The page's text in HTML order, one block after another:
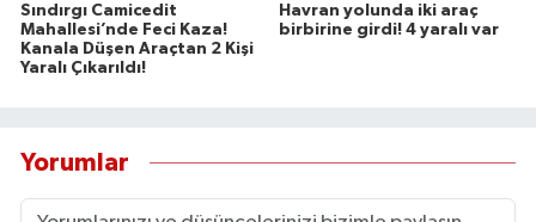
Sındırgı Camicedit
Mahallesi’nde Feci Kaza!
Kanala Düşen Araçtan 2 Kişi
Yaralı Çıkarıldı!
Havran yolunda iki araç
birbirine girdi! 4 yaralı var
Yorumlar